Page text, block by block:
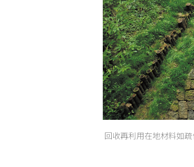
回收再利用在地材料如